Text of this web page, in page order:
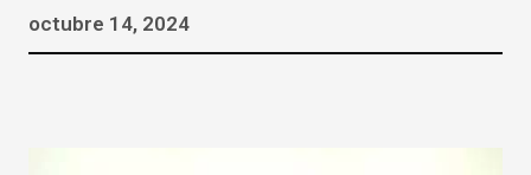
octubre 14, 2024